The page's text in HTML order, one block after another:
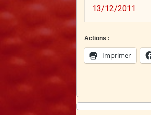
13/12/2011
Actions :
Imprimer